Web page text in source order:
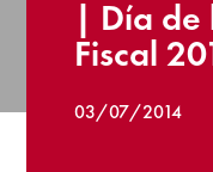
| Día de
Fiscal
03/07/2014